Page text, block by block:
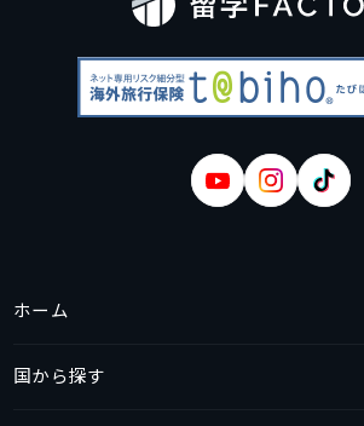
ホーム
国から探す